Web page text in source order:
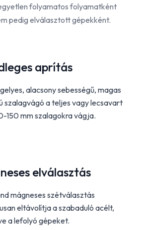
folyamatos folyamatként
pedig elválasztott gépekként.
aprítás
alacsony sebességű, magas
szalagvágó a teljes vagy lecsavart
150 mm szalagokra vágja.
elválasztás
mágneses szétválasztás
eltávolítja a szabaduló acélt,
a lefolyó gépeket.